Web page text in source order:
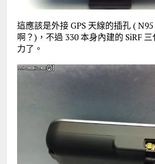
這應該是外接 GPS 天線的插孔 (
啊？)，不過 330 本身內建的 SiRF
力了。